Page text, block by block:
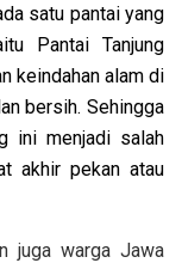
satu pantai yang
Pantai Tanjung
keindahan alam di
bersih. Sehingga
ini menjadi salah
akhir pekan atau
juga warga Jawa